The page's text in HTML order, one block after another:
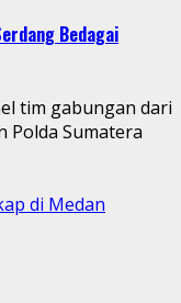
Bedagai
tim gabungan dari
Polda Sumatera
di Medan